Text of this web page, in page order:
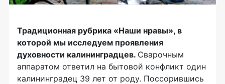
Традиционная рубрика «Наши нравы», в
которой мы исследуем проявления
духовности калининградцев. Сварочным
аппаратом ответил на бытовой конфликт один
калининградец 39 лет от роду. Поссорившись